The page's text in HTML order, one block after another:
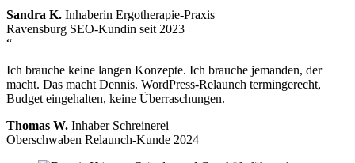
Sandra K. Inhaberin Ergotherapie-Praxis
Ravensburg SEO-Kundin seit 2023
“
Ich brauche keine langen Konzepte. Ich brauche jemanden, der
macht. Das macht Dennis. WordPress-Relaunch termingerecht,
Budget eingehalten, keine Überraschungen.
Thomas W. Inhaber Schreinerei
Oberschwaben Relaunch-Kunde 2024